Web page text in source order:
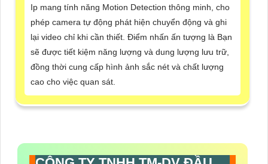
Ip mang tính năng Motion Detection thông minh, cho
phép camera tự động phát hiện chuyển động và ghi
lại video chỉ khi cần thiết. Điểm nhấn ấn tượng là Bạn
sẽ được tiết kiệm năng lượng và dung lượng lưu trữ,
đồng thời cung cấp hình ảnh sắc nét và chất lượng
cao cho việc quan sát.